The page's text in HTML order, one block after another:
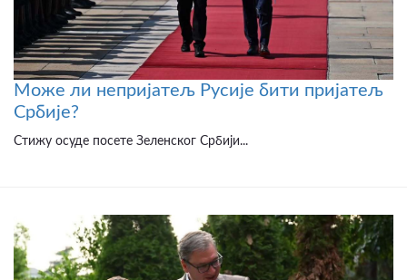
Може ли непријатељ Русије бити пријатељ
Србије?
Стижу осуде посете Зеленског Србији...